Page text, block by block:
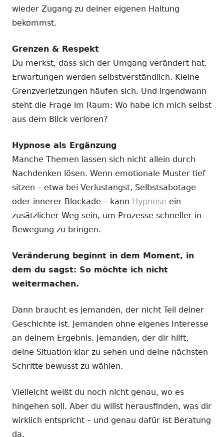
wieder Zugang zu deiner eigenen Haltung
bekommst.
Grenzen & Respekt
Du merkst, dass sich der Umgang verändert hat.
Erwartungen werden selbstverständlich. Kleine
Grenzverletzungen häufen sich. Und irgendwann
steht die Frage im Raum: Wo habe ich mich selbst
aus dem Blick verloren?
Hypnose als Ergänzung
Manche Themen lassen sich nicht allein durch
Nachdenken lösen. Wenn emotionale Muster tief
sitzen – etwa bei Verlustangst, Selbstsabotage
oder innerer Blockade – kann Hypnose ein
zusätzlicher Weg sein, um Prozesse schneller in
Bewegung zu bringen.
Veränderung beginnt in dem Moment, in
dem du sagst: So möchte ich nicht
weitermachen.
Dann braucht es jemanden, der nicht Teil deiner
Geschichte ist. Jemanden ohne eigenes Interesse
an deinem Ergebnis. Jemanden, der dir hilft,
deine Situation klar zu sehen und deine nächsten
Schritte bewusst zu wählen.
Vielleicht weißt du noch nicht genau, wo es
hingehen soll. Aber du willst herausfinden, was dir
wirklich entspricht – und genau dafür ist Beratung
da.